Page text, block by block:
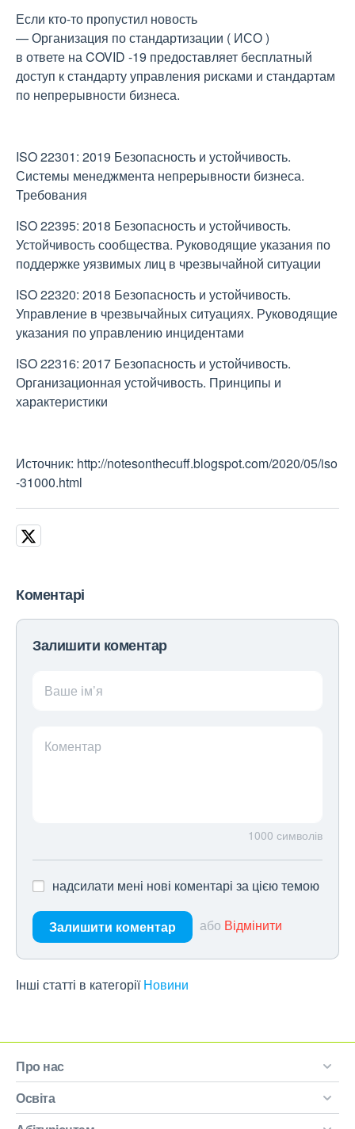
Если кто-то пропустил новость
— Организация по стандартизации ( ИСО )
в ответе на COVID -19 предоставляет бесплатный
доступ к стандарту управления рисками и стандартам
по непрерывности бизнеса.
ISO 22301: 2019 Безопасность и устойчивость.
Системы менеджмента непрерывности бизнеса.
Требования
ISO 22395: 2018 Безопасность и устойчивость.
Устойчивость сообщества. Руководящие указания по
поддержке уязвимых лиц в чрезвычайной ситуации
ISO 22320: 2018 Безопасность и устойчивость.
Управление в чрезвычайных ситуациях. Руководящие
указания по управлению инцидентами
ISO 22316: 2017 Безопасность и устойчивость.
Организационная устойчивость. Принципы и
характеристики
Источник: http://notesonthecuff.blogspot.com/2020/05/iso
-31000.html
Коментарі
Залишити коментар
Ваше ім’я
Коментар
1000 символів
надсилати мені нові коментарі за цією темою
Залишити коментар або Відмінити
Інші статті в категорії Новини
Про нас
Освіта